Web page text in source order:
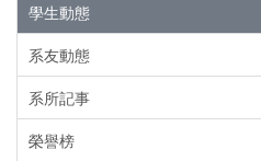
學生動態
系友動態
系所記事
榮譽榜